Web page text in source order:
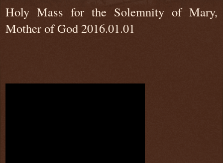
Holy Mass for the Solemnity of Mary,
Mother of God 2016.01.01